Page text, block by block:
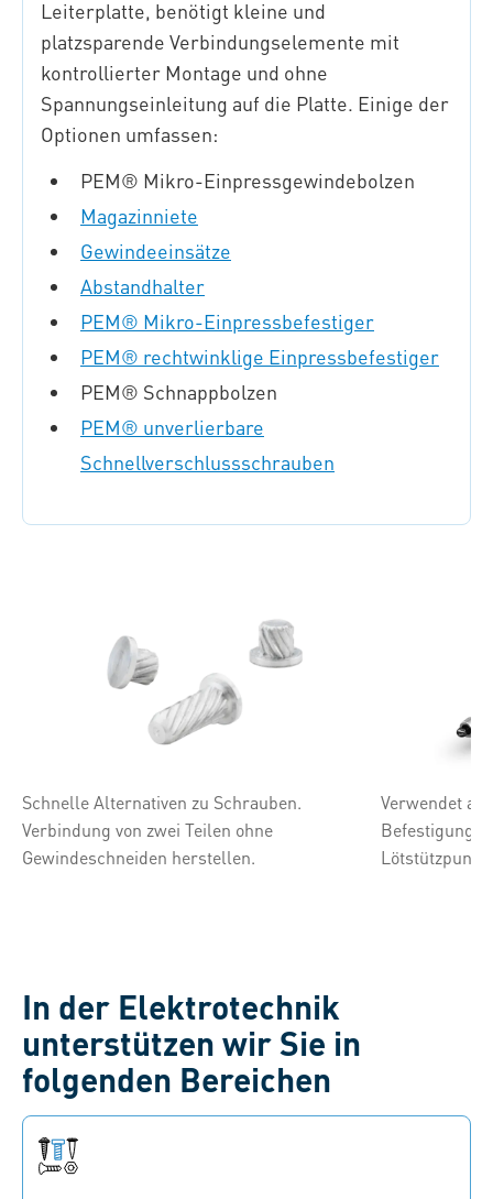
Leiterplatte, benötigt kleine und
platzsparende Verbindungselemente mit
kontrollierter Montage und ohne
Spannungseinleitung auf die Platte. Einige der
Optionen umfassen:
PEM® Mikro-Einpressgewindebolzen
Magazinniete
Gewindeeinsätze
Abstandhalter
PEM® Mikro-Einpressbefestiger
PEM® rechtwinklige Einpressbefestiger
PEM® Schnappbolzen
PEM® unverlierbare
Schnellverschlussschrauben
Schnelle Alternativen zu Schrauben.
Verbindung von zwei Teilen ohne
Gewindeschneiden herstellen.
Verwendet
Befestigung
In der Elektrotechnik
unterstützen wir Sie in
folgenden Bereichen